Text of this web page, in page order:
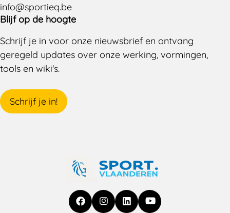
info@sportieq.be
Blijf op de hoogte
Schrijf je in voor onze nieuwsbrief en ontvang
geregeld updates over onze werking, vormingen,
tools en wiki's.
Schrijf je in!